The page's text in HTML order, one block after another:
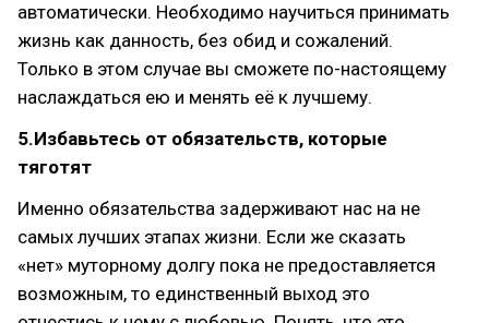
автоматически. Необходимо научиться принимать
жизнь как данность, без обид и сожалений.
Только в этом случае вы сможете по-настоящему
наслаждаться ею и менять её к лучшему.
5.Избавьтесь от обязательств, которые
тяготят
Именно обязательства задерживают нас на не
самых лучших этапах жизни. Если же сказать
«нет» муторному долгу пока не предоставляется
возможным, то единственный выход это